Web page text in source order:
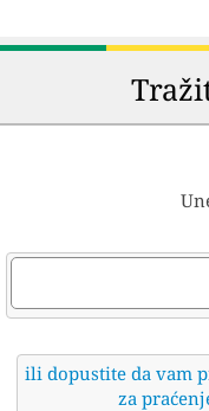
ili dopustite da vam
za